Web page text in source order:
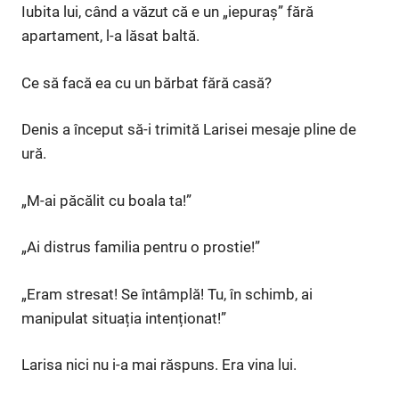
Iubita lui, când a văzut că e un „iepuraș” fără
apartament, l-a lăsat baltă.
Ce să facă ea cu un bărbat fără casă?
Denis a început să-i trimită Larisei mesaje pline de
ură.
„M-ai păcălit cu boala ta!”
„Ai distrus familia pentru o prostie!”
„Eram stresat! Se întâmplă! Tu, în schimb, ai
manipulat situația intenționat!”
Larisa nici nu i-a mai răspuns. Era vina lui.